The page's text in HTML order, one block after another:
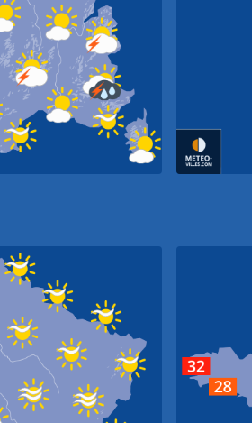
Brest
Lorient